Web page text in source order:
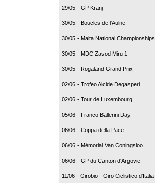
29/05 - GP Kranj
30/05 - Boucles de l'Aulne
30/05 - Malta National Championships
30/05 - MDC Zavod Miru 1
30/05 - Rogaland Grand Prix
02/06 - Trofeo Alcide Degasperi
02/06 - Tour de Luxembourg
05/06 - Franco Ballerini Day
06/06 - Coppa della Pace
06/06 - Mémorial Van Coningsloo
06/06 - GP du Canton d'Argovie
11/06 - Girobio - Giro Ciclistico d'Italia